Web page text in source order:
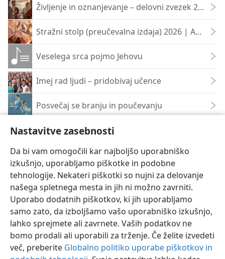
Nastavitve zasebnosti
Da bi vam omogočili kar najboljšo uporabniško
izkušnjo, uporabljamo piškotke in podobne
tehnologije. Nekateri piškotki so nujni za delovanje
našega spletnega mesta in jih ni možno zavrniti.
Uporabo dodatnih piškotkov, ki jih uporabljamo
samo zato, da izboljšamo vašo uporabniško izkušnjo,
lahko sprejmete ali zavrnete. Vaših podatkov ne
bomo prodali ali uporabili za trženje. Če želite izvedeti
več, preberite Globalno politiko uporabe piškotkov in
Življenje in oznanjevanje – delovni zvezek 2026 |
Stražni stolp (preučevalna izdaja) 2026 | April
Veselega srca pojmo Jehovu
Imej rad ljudi – pridobivaj učence
Posvečaj se branju in poučevanju
Navodila za shod Naše krščansko življenje in
Slovenščina Deli Nastavitve
Copyright© 2026 Watch Tower Bible and Tract Society of Pennsylvania
Pogoji uporabe Politika zasebnosti
Nastavitve zasebnosti
Prijava